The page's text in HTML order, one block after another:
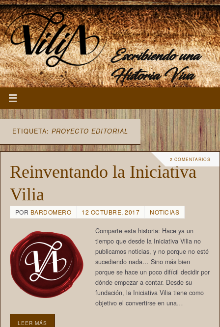
Escribiendo una
Historia Viva
ETIQUETA: PROYECTO EDITORIAL
2 COMENTARIOS
Reinventando la Iniciativa
Vilia
POR BARDOMERO 12 OCTUBRE, 2017 NOTICIAS
Comparte esta historia: Hace ya un
tiempo que desde la Iniciativa Vilia no
publicamos noticias, y no porque no esté
sucediendo nada… Sino más bien
porque se hace un poco difícil decidir por
dónde empezar a contar. Desde su
fundación, la Iniciativa Vilia tiene como
objetivo el convertirse en una…
LEER MÁS